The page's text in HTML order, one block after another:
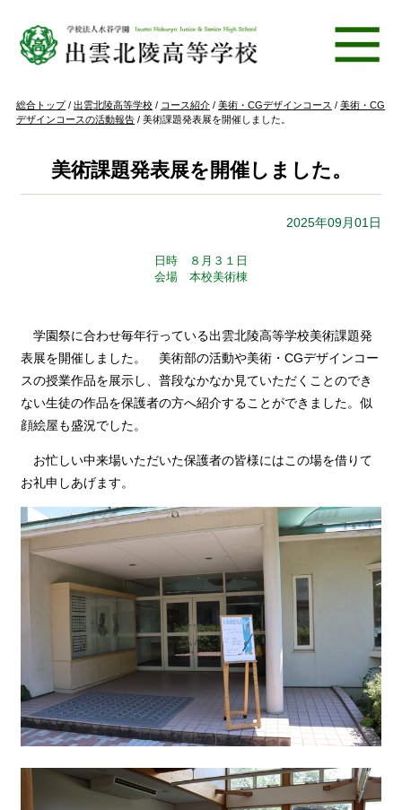
現
在
総合トップ/ 出雲北陵高等学校 / コース紹介 / 美術・CGデザインコース / 美術・CG
デザインコースの活動報告 / 美術課題発表展を開催しました。
美術課題発表展を開催しました。
2025年09月01日
日時 ８月３１日
会場 本校美術棟
学園祭に合わせ毎年行っている出雲北陵高等学校美術課題発
表展を開催しました。 美術部の活動や美術・CGデザインコー
スの授業作品を展示し、普段なかなか見ていただくことのでき
ない生徒の作品を保護者の方へ紹介することができました。似
顔絵屋も盛況でした。
お忙しい中来場いただいた保護者の皆様にはこの場を借りて
お礼申しあげます。